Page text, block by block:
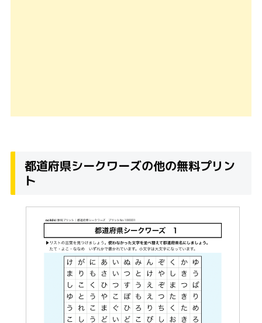
都道府県シークワーズの他の無料プリン
ト